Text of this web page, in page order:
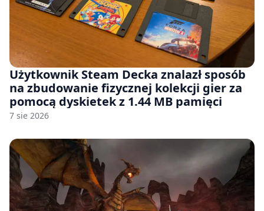
Użytkownik Steam Decka znalazł sposób
na zbudowanie fizycznej kolekcji gier za
pomocą dyskietek z 1.44 MB pamięci
7 sie 2026